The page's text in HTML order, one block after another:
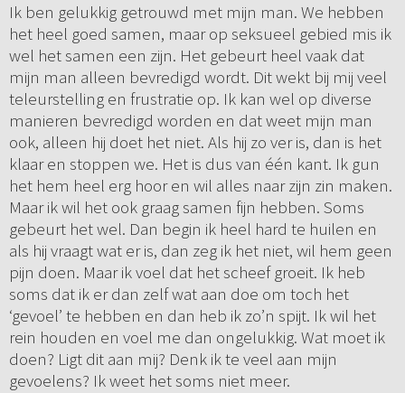
Ik ben gelukkig getrouwd met mijn man. We hebben
het heel goed samen, maar op seksueel gebied mis ik
wel het samen een zijn. Het gebeurt heel vaak dat
mijn man alleen bevredigd wordt. Dit wekt bij mij veel
teleurstelling en frustratie op. Ik kan wel op diverse
manieren bevredigd worden en dat weet mijn man
ook, alleen hij doet het niet. Als hij zo ver is, dan is het
klaar en stoppen we. Het is dus van één kant. Ik gun
het hem heel erg hoor en wil alles naar zijn zin maken.
Maar ik wil het ook graag samen fijn hebben. Soms
gebeurt het wel. Dan begin ik heel hard te huilen en
als hij vraagt wat er is, dan zeg ik het niet, wil hem geen
pijn doen. Maar ik voel dat het scheef groeit. Ik heb
soms dat ik er dan zelf wat aan doe om toch het
‘gevoel’ te hebben en dan heb ik zo’n spijt. Ik wil het
rein houden en voel me dan ongelukkig. Wat moet ik
doen? Ligt dit aan mij? Denk ik te veel aan mijn
gevoelens? Ik weet het soms niet meer.